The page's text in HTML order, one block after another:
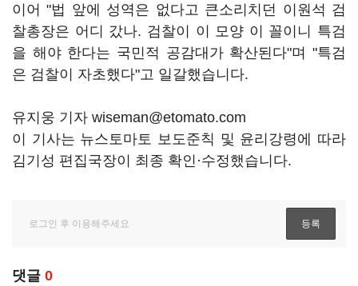
이어 "법 앞에 성역은 없다고 큰소리치던 이원석 검
찰총장은 어디 갔나. 검찰이 이 모양 이 꼴이니 특검
을 해야 한다는 국민적 공감대가 확산된다"며 "특검
은 검찰이 자초했다"고 일갈했습니다.
유지웅 기자 wiseman@etomato.com
이 기사는 뉴스토마토 보도준칙 및 윤리강령에 따라
김기성 편집국장이 최종 확인·수정했습니다.
댓글 0